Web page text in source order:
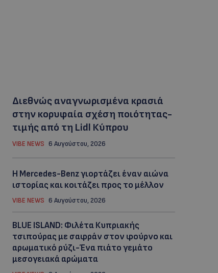
Διεθνώς αναγνωρισμένα κρασιά
στην κορυφαία σχέση ποιότητας-
τιμής από τη Lidl Κύπρου
VIBE NEWS 6 Αυγούστου, 2026
Η Mercedes-Benz γιορτάζει έναν αιώνα
ιστορίας και κοιτάζει προς το μέλλον
VIBE NEWS 6 Αυγούστου, 2026
BLUE ISLAND: Φιλέτα Κυπριακής
τσιπούρας με σαφράν στον φούρνο και
αρωματικό ρύζι-Ένα πιάτο γεμάτο
μεσογειακά αρώματα